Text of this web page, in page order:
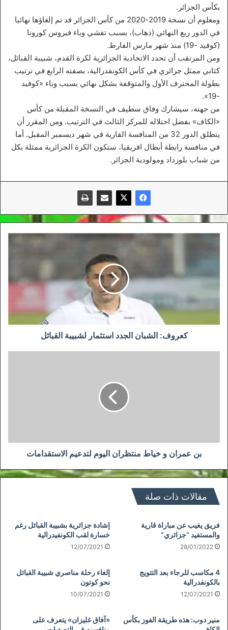
بكأس الجزائر.
ومعلوم أن نسخة 2019-2020 من كأس الجزائر قد تم إلغاؤها نهائيا
في الدور ربع النهائي (ذهاب)، بسبب تفشي وباء فيروس كورونا
(كوفيد -19) منذ شهر مارس الفارط.
ومن المرتقب أن تحدد الاتحادية الجزائرية لكرة القدم، شبيبة القبائل،
كثاني ممثل جزائري في كأس الكونفدرالية، بصفته الرابع في ترتيب
بطولة المحترف الأول والمتوقفة بشكل نهائي بسبب وباء «كوفيد
-19».
من جهته، سيشارك وفاق سطيف في النسخة المقبلة من كأس
«الكاف» بفضل احتلاله للمركز الثالث في الترتيب. ومن المقرر أن
ينطلق الدور 32 من المنافسة القارية في شهر ديسمبر المقبل. أما
في منافسة رابطة أبطال افريقيا، ستكون الكرة الجزائرية ممثلة بكل
من شباب بلوزداد ومولودية الجزائر.
الجدد
لشبيبة
كعروف: الشبان الجدد استثمار لشبيبة القبائل
بن عمران و خياط منتظران اليوم لتدعيم الاستقدامات
مقالات ذات صلة
فريق يغيب عن مباراة قارية
والمستفيد “جزائري”
28/01/2022
إشادة جزائرية بشبيبة القبائل رغم
خسارة لقب الكونفيدرالية
12/07/2021
4 مكاسب للرجاء بعد التتويج
بالكونفدرالية
12/07/2021
إلغاء رحلة مناصري شبيبة القبائل
نحو كوتون
10/07/2021
منير دوب: هذه طريقة الفوز بكأس
«آفاق غليزان» يتعرف على